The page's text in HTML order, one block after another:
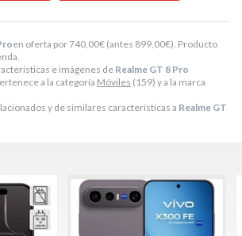
en oferta por740,00€ (antes 899,00€). Producto
e imágenes de Realme GT 8 Pro
a la categoría Móviles (159) y a la marca
y de similares características a Realme GT